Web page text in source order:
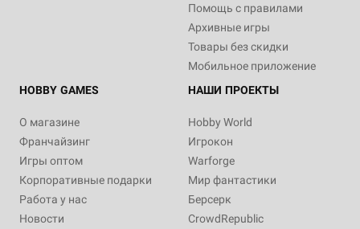
Помощь с правилами
Архивные игры
Товары без скидки
Мобильное приложение
HOBBY GAMES
О магазине
Франчайзинг
Игры оптом
Корпоративные подарки
Работа у нас
Новости
НАШИ ПРОЕКТЫ
Hobby World
Игрокон
Warforge
Мир фантастики
Берсерк
CrowdRepublic